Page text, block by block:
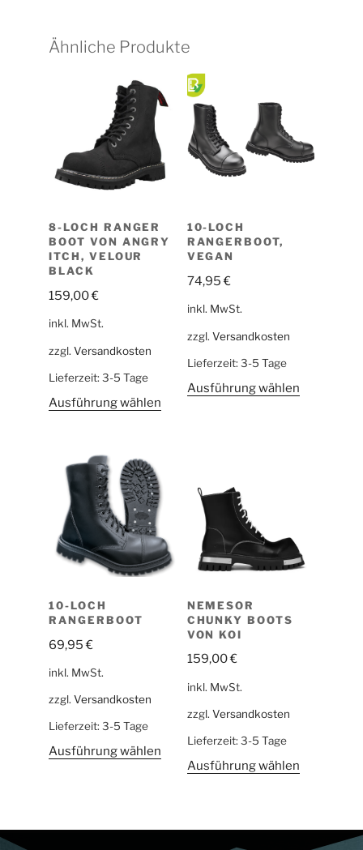
Ähnliche Produkte
8-LOCH RANGER
BOOT VON ANGRY
ITCH, VELOUR
BLACK
159,00€
inkl. MwSt.
zzgl. Versandkosten
Lieferzeit: 3-5 Tage
Ausführung wählen
10-LOCH
RANGERBOOT,
VEGAN
74,95€
inkl. MwSt.
zzgl. Versandkosten
Lieferzeit: 3-5 Tage
Ausführung wählen
10-LOCH
RANGERBOOT
69,95€
inkl. MwSt.
zzgl. Versandkosten
Lieferzeit: 3-5 Tage
Ausführung wählen
NEMESOR
CHUNKY BOOTS
VON KOI
159,00€
inkl. MwSt.
zzgl. Versandkosten
Lieferzeit: 3-5 Tage
Ausführung wählen